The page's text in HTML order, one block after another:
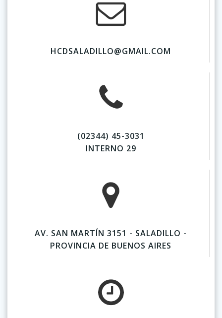
HCDSALADILLO@GMAIL.COM
(02344) 45-3031
INTERNO 29
AV. SAN MARTÍN 3151 - SALADILLO -
PROVINCIA DE BUENOS AIRES